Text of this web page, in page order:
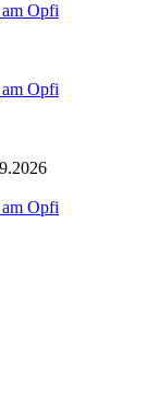
Opfi
Opfi
Opfi